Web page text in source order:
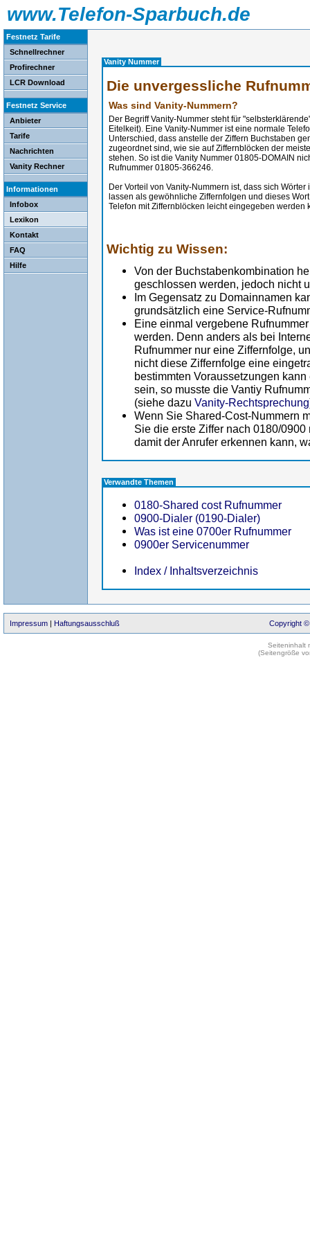
www.Telefon-Sparbuch.de
Festnetz Tarife
Schnellrechner
Profirechner
LCR Download
Festnetz Service
Anbieter
Tarife
Nachrichten
Vanity Rechner
Informationen
Infobox
Lexikon
Kontakt
FAQ
Hilfe
Vanity Nummer
Die unvergessliche
Was sind Vanity-Nummern?
Der Begriff Vanity-Nummer steht für
Eitelkeit). Eine Vanity-Nummer ist eine normale
Unterschied, dass anstelle der Ziffern Buchstaben
zugeordnet sind, wie sie auf Ziffernblöcken der
stehen. So ist die Vanity Nummer 01805-DOMAIN
Rufnummer 01805-366246.
Der Vorteil von Vanity-Nummern ist, dass sich
lassen als gewöhnliche Ziffernfolgen und dieses
Telefon mit Ziffernblöcken leicht eingegeben werden
Wichtig zu Wissen:
Von der Buchstabenkombination
geschlossen werden, jedoch nicht
Im Gegensatz zu Domainnamen
grundsätzlich eine Service-
Eine einmal vergebene
werden. Denn anders als bei
Rufnummer nur eine Ziffernfolge,
nicht diese Ziffernfolge eine
bestimmten Voraussetzungen
sein, so musste die Vantiy
(siehe dazu Vanity-Rechtsprechung
Wenn Sie Shared-Cost-Nummern
Sie die erste Ziffer nach 0180/
damit der Anrufer erkennen kann,
Verwandte Themen
0180-Shared cost Rufnummer
0900-Dialer (0190-Dialer)
Was ist eine 0700er Rufnummer
0900er Servicenummer
Index / Inhaltsverzeichnis
Impressum | Haftungsausschluß Copyright ©
Seiteninhalt
(Seitengröße